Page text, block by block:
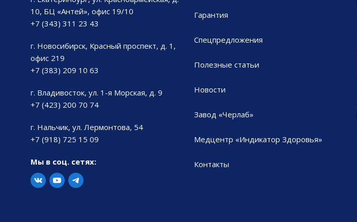
10, БЦ «Антей», офис 19/10
+7 (343) 311 23 43
г. Новосибирск, Красный проспект, д. 1,
офис 219
+7 (383) 209 10 63
г. Владивосток, ул. 1-я Морская, д. 9
+7 (423) 200 70 74
г. Нальчик, ул. Лермонтова, 54
+7 (918) 725 15 09
Мы в соц. сетях:
Гарантия
Спецпредложения
Полезные статьи
Новости
Завод «Черлаб»
Медцентр «Индикатор Здоровья»
Контакты